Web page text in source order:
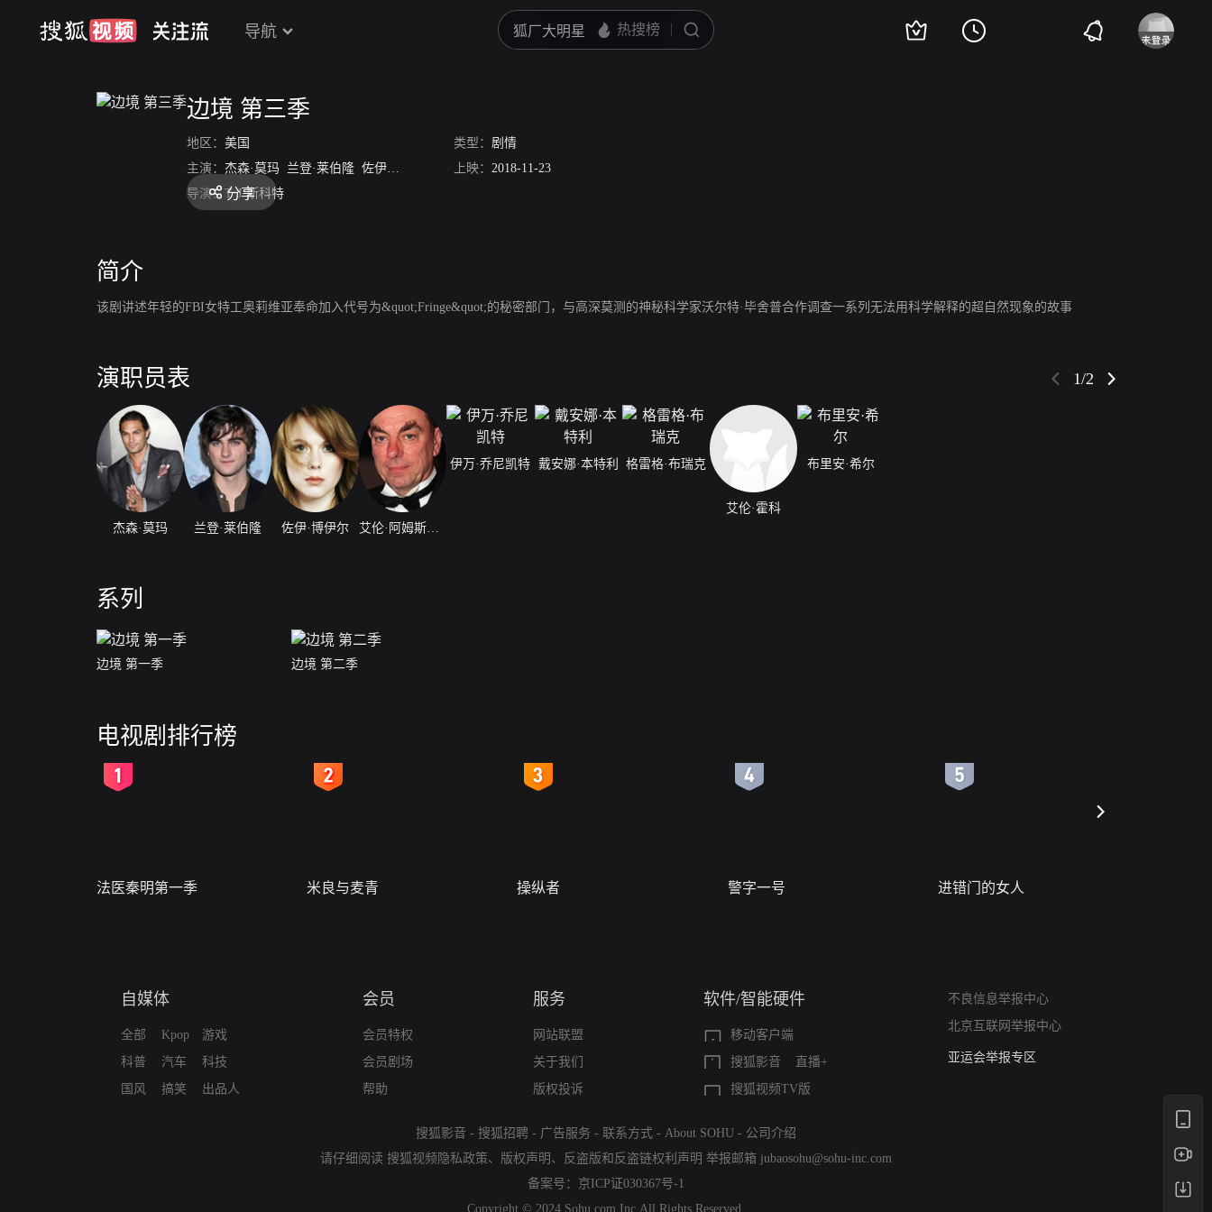
导航
边境 第三季
地区： 美国 类型： 剧情
主演： 杰森·莫玛 兰登·莱伯隆 佐伊·博伊尔 艾伦·阿姆斯特朗 伊万·乔尼凯特
上映： 2018-11-23
导演： T·J·斯科特
分享
简介
该剧讲述年轻的FBI女特工奥莉维亚奉命加入代号为&quot;Fringe&quot;的秘密部门，与高深莫测的神秘科学家沃尔特·毕舍普合作调查一系列无法用科学解释的超自然现象的故事
演职员表 1/2
杰森·莫玛 兰登·莱伯隆 佐伊·博伊尔
伊万·乔尼凯特 戴安娜·本特利 格雷格·布瑞克
艾伦·霍科
布里安·希尔
系列
边境 第一季 边境 第二季
电视剧排行榜
法医秦明第一季 米良与麦青 操纵者 警字一号 进错门的女人
自媒体
全部
科普
国风
Kpop
汽车
搞笑
游戏
科技
出品人
会员
会员特权
会员剧场
帮助
服务
网站联盟
关于我们
版权投诉
软件/智能硬件
移动客户端
搜狐影音
直播+
搜狐视频TV版
不良信息举报中心
北京互联网举报中心
算法推荐专项举报
亚运会举报专区
搜狐影音 - 搜狐招聘 - 广告服务 - 联系方式 - About SOHU - 公司介绍
请仔细阅读 搜狐视频隐私政策、 版权声明 、 反盗版和反盗链权利声明 举报邮箱 jubaosohu@sohu-inc.com
备案号： 京ICP证030367号-1
Copyright © 2024 Sohu.com Inc.All Rights Reserved.